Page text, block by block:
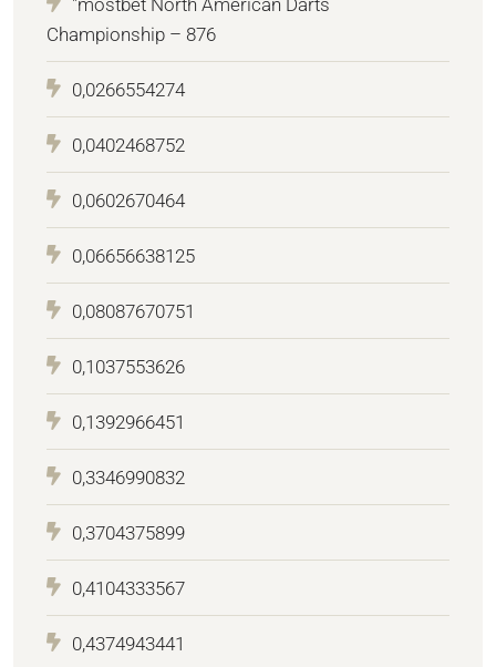
"mostbet North American Darts
Championship – 876
0,0266554274
0,0402468752
0,0602670464
0,06656638125
0,08087670751
0,1037553626
0,1392966451
0,3346990832
0,3704375899
0,4104333567
0,4374943441